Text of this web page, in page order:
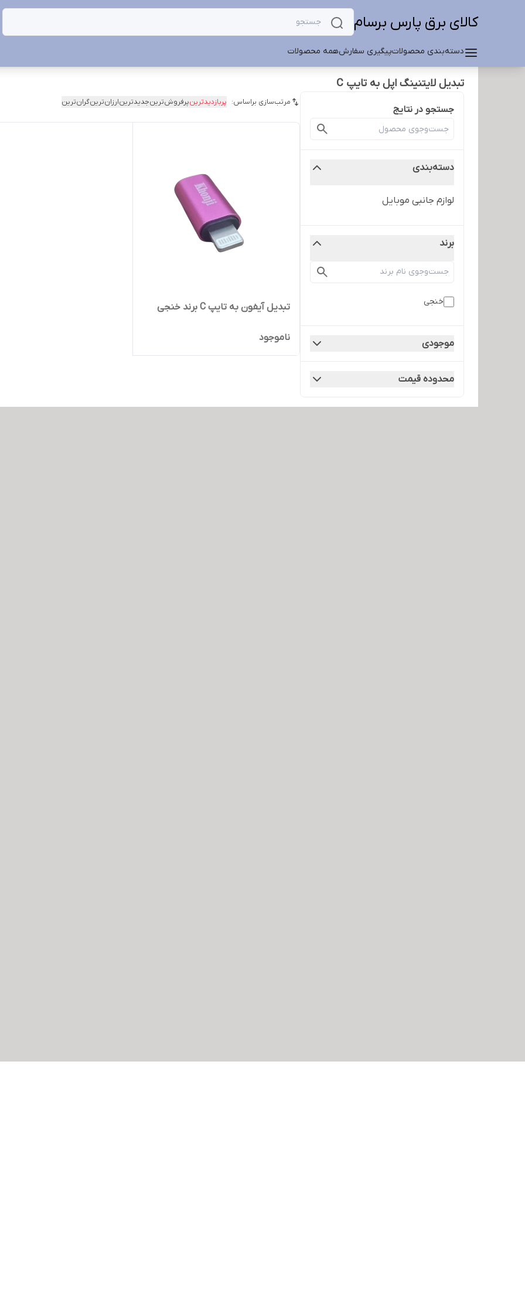
کالای برق پارس برسام
دسته‌بندی محصولاتپیگیری سفارشهمه محصولات
تبدیل لایتنینگ اپل به تایپ C
جستجو در نتایج
دسته‌بندی
لوازم جانبی موبایل
برند
خنجی
موجودی
محدوده قیمت
مرتب‌سازی براساس: پربازدیدترینپرفروش‌ترینجدیدترینارزان‌ترینگران‌ترین
تبدیل آیفون به تایپ C برند خنجی
ناموجود